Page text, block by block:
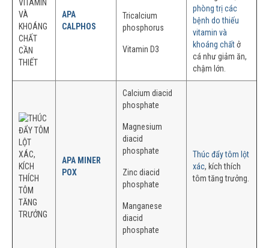
APA
CALPHOS
Tricalcium
phosphorus
Vitamin D3
phòng trị các
bệnh do thiếu
vitamin và
khoáng chấtở
cá như giảm ăn,
chậm lớn.
APA MINER
POX
Calcium diacid
phosphate
Magnesium
diacid
phosphate
Zinc diacid
phosphate
Manganese
diacid
phosphate
Thúc đẩy tôm lột
xác, kích thích
tôm tăng trưởng.